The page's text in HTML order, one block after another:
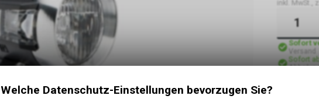
inkl. MwSt.,
Sofort
Versand
Sofort
Welche Datenschutz-Einstellungen bevorzugen Sie?